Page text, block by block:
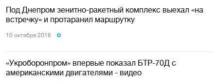
Под Днепром зенитно-ракетный комплекс выехал «на
встречку» и протаранил маршрутку
10 октября 2018
«Укроборонпром» впервые показал БТР-70Д с
американскими двигателями - видео